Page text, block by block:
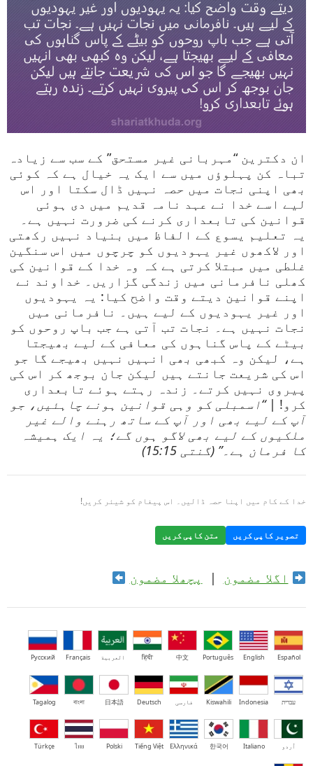
ان دکترین “مہربانی غیر مستحق” کے سب سے زیادہ
تباہ کن پہلوؤں میں سے ایک یہ خیال ہے کہ کوئی
بھی اپنی نجات میں حصہ نہیں ڈال سکتا اور اس
لیے اسے خدا نے عہد نامہ قدیم میں دی ہوئی
قوانین کی تابعداری کرنے کی ضرورت نہیں ہے۔
یہ تعلیم یسوع کے الفاظ میں بنیاد نہیں رکھتی
اور لاکھوں غیر یہودیوں کو چرچوں میں اس سنگین
غلطی میں مبتلا کرتی ہے کہ وہ خدا کے قوانین کی
کھلی نافرمانی میں زندگی گزاریں۔ خداوند نے
اپنے قوانین دیتے وقت واضح کیا: یہ یہودیوں
اور غیر یہودیوں کے لیے ہیں۔ نافرمانی میں
نجات نہیں ہے۔ نجات تب آتی ہے جب باپ روحوں کو
بیٹے کے پاس گناہوں کی معافی کے لیے بھیجتا
ہے، لیکن وہ کبھی بھی انہیں نہیں بھیجے گا جو
اس کی شریعت جانتے ہیں لیکن جان بوجھ کر اس کی
پیروی نہیں کرتے۔ زندہ رہتے ہوئے تابعداری
کرو! |“اسمبلی کو وہی قوانین ہونے چاہئیں، جو
آپ کے لیے بھی اور آپ کے ساتھ رہنے والے غیر
ملکیوں کے لیے بھی لاگو ہوں گے؛ یہ ایک ہمیشہ
کا فرمان ہے۔” (گنتی 15:15)
خدا کے کام میں اپنا حصہ ڈالیں۔ اس پیغام کو شیئر کریں!
تصویر کاپی کریں متن کاپی کریں
اگلا مضمون | پچھلا مضمون
Español
English
Português
中文
हिंदी العربية Français
Русский
עברית Indonesia
Kiswahili فارسی Deutsch
日本語
বাংলা
Tagalog
اُردو Italiano
한국어
Ελληνικά
Tiếng Việt
Polski
ไทย
Türkçe